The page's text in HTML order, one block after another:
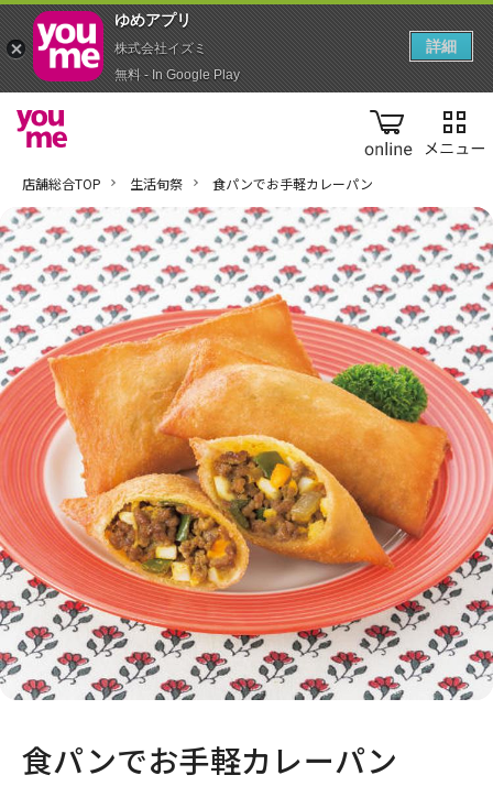
online
店舗総合TOP 生活旬祭 食パンでお手軽カレーパン
食パンでお手軽カレーパン
ゆめアプ‪リ‬
株式会社イズミ
無料 - In Google Play
詳細